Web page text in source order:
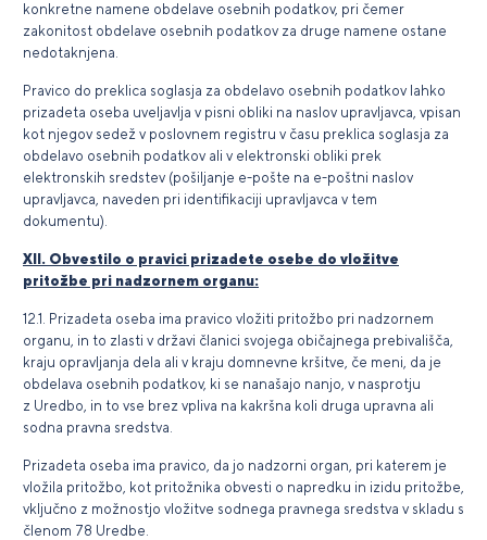
konkretne namene obdelave osebnih podatkov, pri čemer
zakonitost obdelave osebnih podatkov za druge namene ostane
nedotaknjena.
Pravico do preklica soglasja za obdelavo osebnih podatkov lahko
prizadeta oseba uveljavlja v pisni obliki na naslov upravljavca, vpisan
kot njegov sedež v poslovnem registru v času preklica soglasja za
obdelavo osebnih podatkov ali v elektronski obliki prek
elektronskih sredstev (pošiljanje e-pošte na e-poštni naslov
upravljavca, naveden pri identifikaciji upravljavca v tem
dokumentu).
XII. Obvestilo o pravici prizadete osebe do vložitve
pritožbe pri nadzornem organu:
12.1. Prizadeta oseba ima pravico vložiti pritožbo pri nadzornem
organu, in to zlasti v državi članici svojega običajnega prebivališča,
kraju opravljanja dela ali v kraju domnevne kršitve, če meni, da je
obdelava osebnih podatkov, ki se nanašajo nanjo, v nasprotju
z Uredbo, in to vse brez vpliva na kakršna koli druga upravna ali
sodna pravna sredstva.
Prizadeta oseba ima pravico, da jo nadzorni organ, pri katerem je
vložila pritožbo, kot pritožnika obvesti o napredku in izidu pritožbe,
vključno z možnostjo vložitve sodnega pravnega sredstva v skladu s
členom 78 Uredbe.